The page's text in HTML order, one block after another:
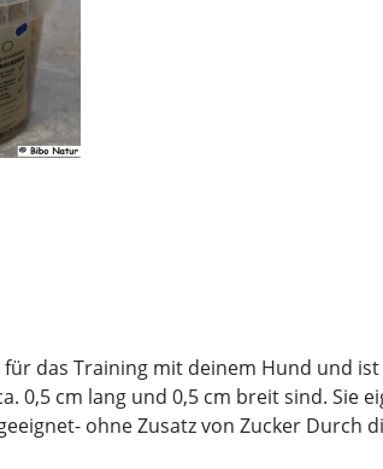
das Training mit deinem Hund und
cm lang und 0,5 cm breit sind. Sie
ohne Zusatz von Zucker Durch
tierische Nebenerzeugnisse,